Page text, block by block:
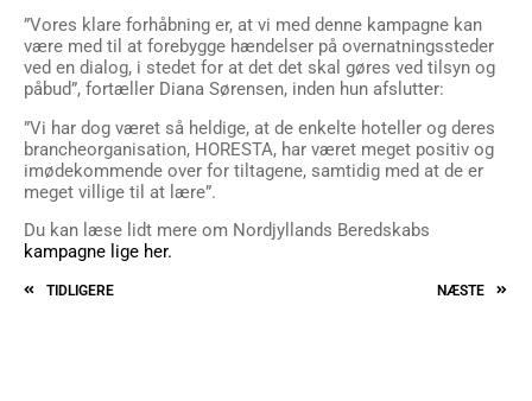
”Vores klare forhåbning er, at vi med denne kampagne kan
være med til at forebygge hændelser på overnatningssteder
ved en dialog, i stedet for at det det skal gøres ved tilsyn og
påbud”, fortæller Diana Sørensen, inden hun afslutter:
”Vi har dog været så heldige, at de enkelte hoteller og deres
brancheorganisation, HORESTA, har været meget positiv og
imødekommende over for tiltagene, samtidig med at de er
meget villige til at lære”.
Du kan læse lidt mere om Nordjyllands Beredskabs
kampagne lige her.
TIDLIGERE NÆSTE